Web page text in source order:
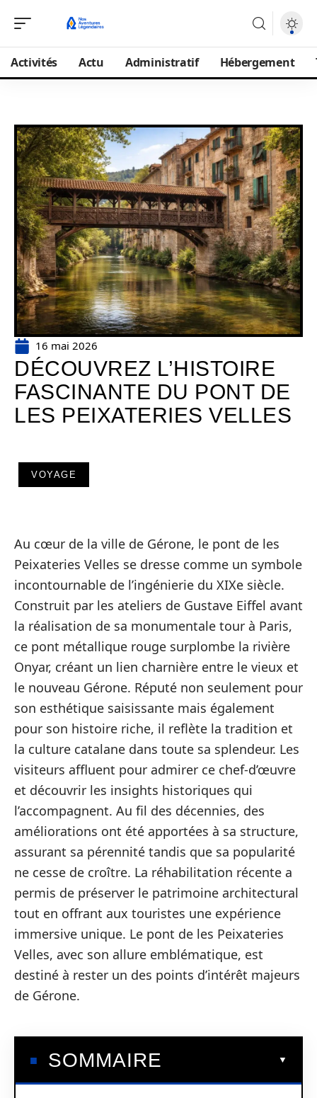
Activités Actu Administratif Hébergement
16 mai 2026
DÉCOUVREZ L’HISTOIRE
FASCINANTE DU PONT DE
LES PEIXATERIES VELLES
VOYAGE
Au cœur de la ville de Gérone, le pont de les
Peixateries Velles se dresse comme un symbole
incontournable de l’ingénierie du XIXe siècle.
Construit par les ateliers de Gustave Eiffel avant
la réalisation de sa monumentale tour à Paris,
ce pont métallique rouge surplombe la rivière
Onyar, créant un lien charnière entre le vieux et
le nouveau Gérone. Réputé non seulement pour
son esthétique saisissante mais également
pour son histoire riche, il reflète la tradition et
la culture catalane dans toute sa splendeur. Les
visiteurs affluent pour admirer ce chef-d’œuvre
et découvrir les insights historiques qui
l’accompagnent. Au fil des décennies, des
améliorations ont été apportées à sa structure,
assurant sa pérennité tandis que sa popularité
ne cesse de croître. La réhabilitation récente a
permis de préserver le patrimoine architectural
tout en offrant aux touristes une expérience
immersive unique. Le pont de les Peixateries
Velles, avec son allure emblématique, est
destiné à rester un des points d’intérêt majeurs
de Gérone.
SOMMAIRE